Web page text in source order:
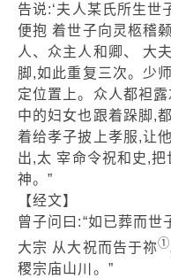
告说:‘夫人某氏所生世
便抱 着世子向灵柩稽
人、众主人和卿、 大
脚,如此重复三次。少
定位置上。众人都袒
中的妇女也跟着跺脚,
着给孝子披上孝服,让
出,太 宰命令祝和史,
神。”
【经文】
曾子问曰:“如已葬而世
大宗 从大祝而告于祢①
稷宗庙山川。”